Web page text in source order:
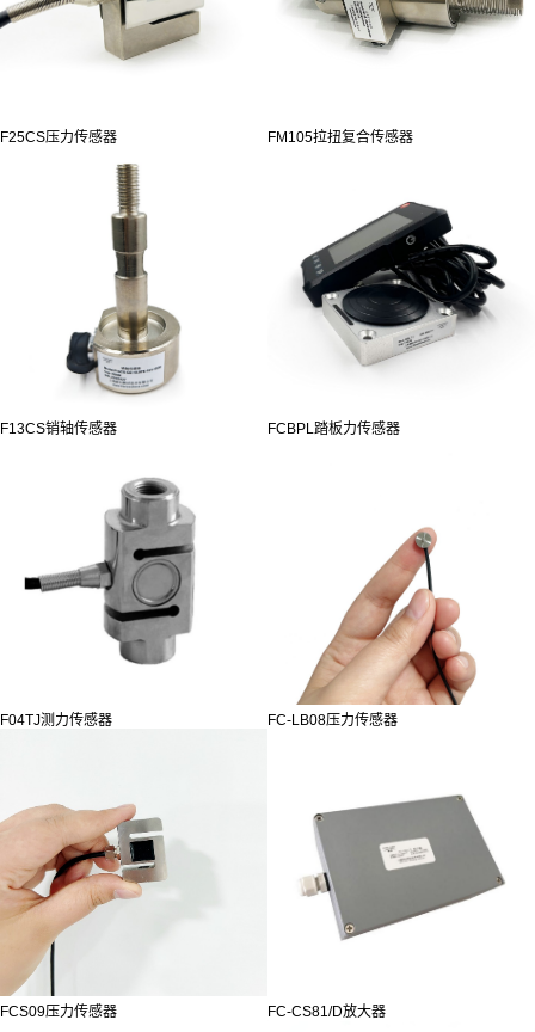
F25CS压力传感器 FM105拉扭复合传感器
F13CS销轴传感器 FCBPL踏板力传感器
F04TJ测力传感器 FC-LB08压力传感器
FCS09压力传感器 FC-CS81/D放大器